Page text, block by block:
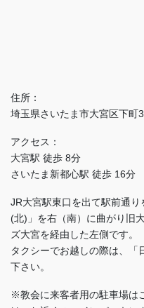
住所：
埼玉県さいたま市大宮区下町
アクセス：
大宮駅 徒歩 8分
さいたま新都心駅 徒歩 16分
JR大宮駅東口を出て駅前通
(北)」を右（南）に曲がり旧
ズ大宮を経由した左側です。
タクシーでお越しの際は、「
下さい。
※教会に来客者用の駐車場は